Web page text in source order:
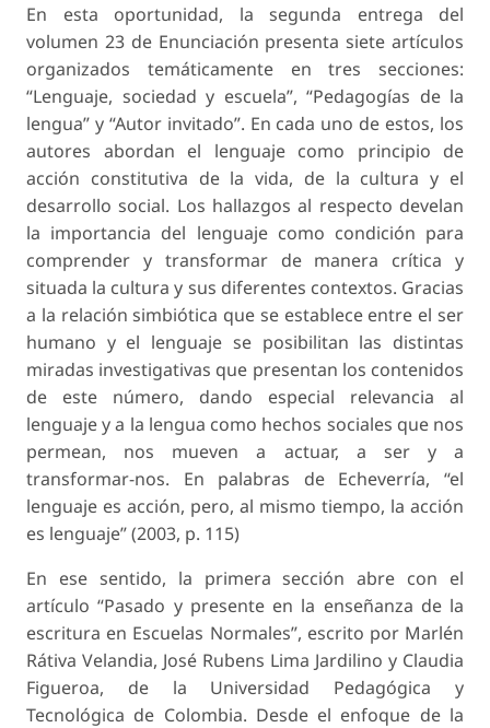
En esta oportunidad, la segunda entrega del
volumen 23 de Enunciación presenta siete artículos
organizados temáticamente en tres secciones:
“Lenguaje, sociedad y escuela”, “Pedagogías de la
lengua” y “Autor invitado”. En cada uno de estos, los
autores abordan el lenguaje como principio de
acción constitutiva de la vida, de la cultura y el
desarrollo social. Los hallazgos al respecto develan
la importancia del lenguaje como condición para
comprender y transformar de manera crítica y
situada la cultura y sus diferentes contextos. Gracias
a la relación simbiótica que se establece entre el ser
humano y el lenguaje se posibilitan las distintas
miradas investigativas que presentan los contenidos
de este número, dando especial relevancia al
lenguaje y a la lengua como hechos sociales que nos
permean, nos mueven a actuar, a ser y a
transformar-nos. En palabras de Echeverría, “el
lenguaje es acción, pero, al mismo tiempo, la acción
es lenguaje” (2003, p. 115)
En ese sentido, la primera sección abre con el
artículo “Pasado y presente en la enseñanza de la
escritura en Escuelas Normales”, escrito por Marlén
Rátiva Velandia, José Rubens Lima Jardilino y Claudia
Figueroa, de la Universidad Pedagógica y
Tecnológica de Colombia. Desde el enfoque de la